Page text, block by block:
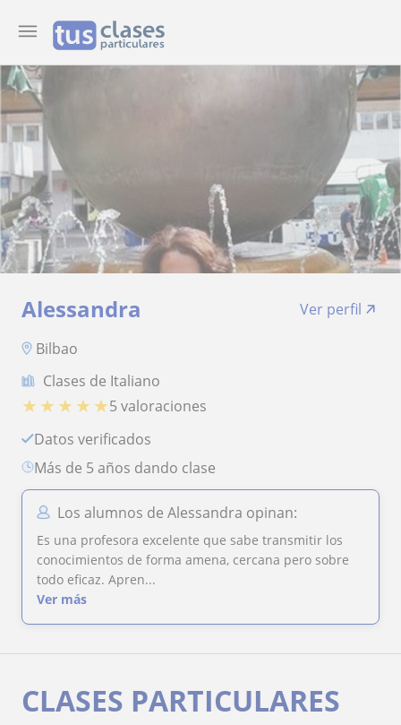
Alessandra
Ver perfil
Bilbao
Clases de Italiano
★ ★ ★ ★ ★5 valoraciones
Datos verificados
más de 5 años dando clase
Los alumnos de Alessandra opinan:
Es una profesora excelente que sabe transmitir los
conocimientos de forma amena, cercana pero sobre
todo eficaz. Apren...
Ver más
CLASES PARTICULARES